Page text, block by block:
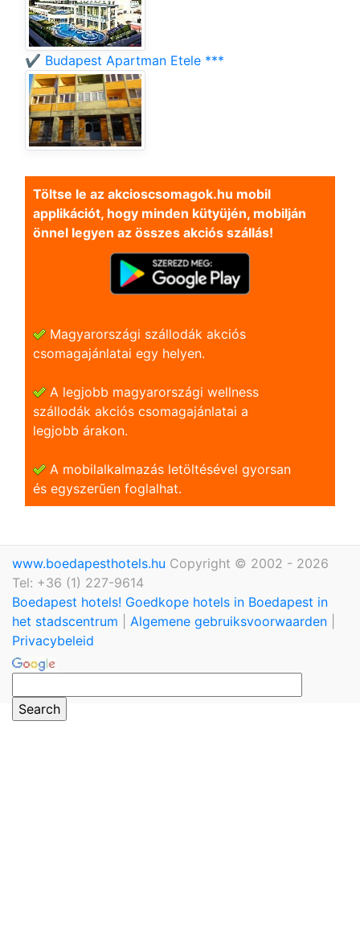
✔️ Budapest Apartman Etele ***
Töltse le az akcioscsomagok.hu mobil
applikációt, hogy minden kütyüjén, mobilján
önnel legyen az összes akciós szállás!
Magyarországi szállodák akciós
csomagajánlatai egy helyen.
A legjobb magyarországi wellness
szállodák akciós csomagajánlatai a
legjobb árakon.
A mobilalkalmazás letöltésével gyorsan
és egyszerũen foglalhat.
www.boedapesthotels.hu Copyright © 2002 - 2026
Tel: +36 (1) 227-9614
Boedapest hotels! Goedkope hotels in Boedapest in
het stadscentrum
Algemene gebruiksvoorwaarden
Privacybeleid